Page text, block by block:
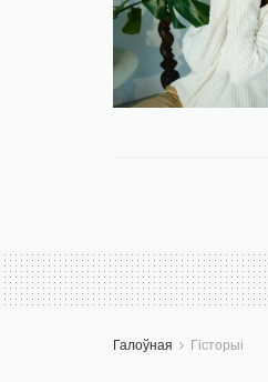
Галоўная Гісторыі